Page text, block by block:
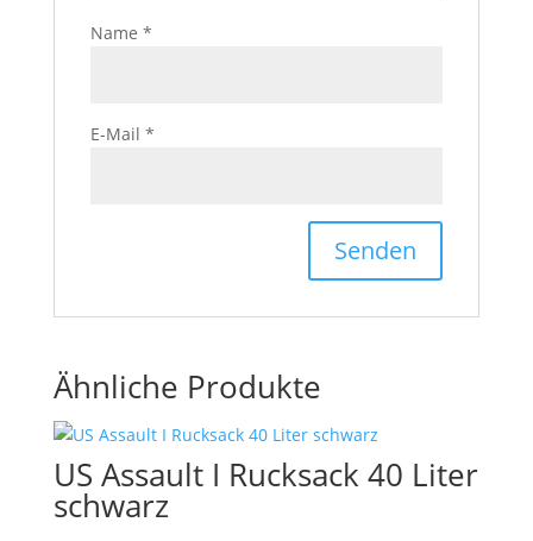
Name *
E-Mail *
Ähnliche Produkte
US Assault I Rucksack 40 Liter
schwarz